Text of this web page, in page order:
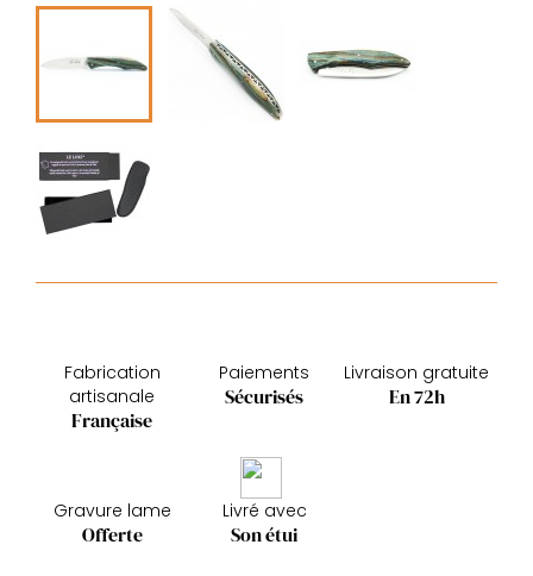
Fabrication
artisanale
Française
Paiements
Sécurisés
Livraison gratuite
En 72h
Gravure lame
Offerte
Livré avec
Son étui